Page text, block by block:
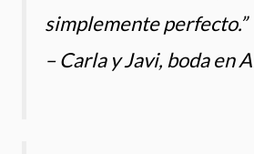
simplemente perfecto.”
– Carla y Javi, boda en